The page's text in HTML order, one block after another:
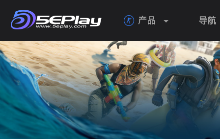
 产品 导航